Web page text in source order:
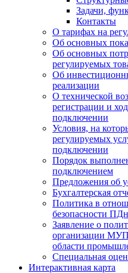
Задачи,
Контакты
О тарифах на
Об основных
Об основных
регулируемых
Об
реализации
О технической
регистрации и
подключении
Условия, на
регулируемых
подключении
Порядок
подключением
Предложения об
Бухгалтерская
Политика в
безопасности ПДн
Заявление о
организации
области
Специальная
Интерактивная карта